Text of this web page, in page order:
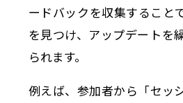
ードバックを収集すること
を見つけ、アップデートを
られます。
例えば、参加者から「セッ